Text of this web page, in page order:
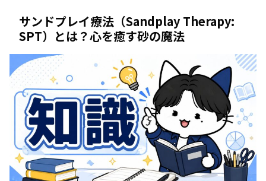
サンドプレイ療法（Sandplay Therapy:
SPT）とは？心を癒す砂の魔法